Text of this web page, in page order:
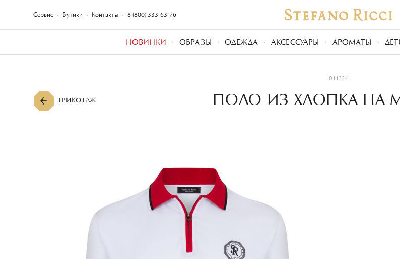
Сервис Бутики Контакты 8 (800) 333-63-76
НОВИНКИ ОБРАЗЫ ОДЕЖДА АКСЕССУАРЫ АРОМАТЫ
011324
ТРИКОТАЖ ПОЛО ИЗ ХЛОПКА НА